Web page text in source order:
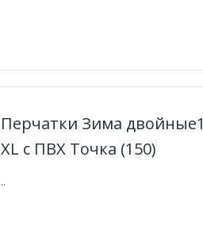
Перчатки Зима
XL с ПВХ Точка (150)
..